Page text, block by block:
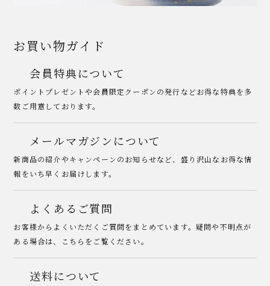
お買い物ガイド
会員特典について
ポイントプレゼントや会員限定クーポンの発行などお得な特典を多
数ご用意しております。
メールマガジンについて
新商品の紹介やキャンペーンのお知らせなど、盛り沢山なお得な情
報をいち早くお届けします。
よくあるご質問
お客様からよくいただくご質問をまとめています。疑問や不明点が
ある場合は、こちらをご覧ください。
送料について